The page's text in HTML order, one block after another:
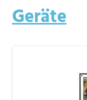
Geräte